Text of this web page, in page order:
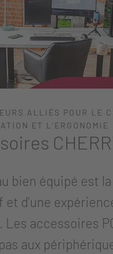
ALLIÉS POUR LE
ET L’ERGONOMIE
bien équipé est la
d’une
Les accessoires
aux